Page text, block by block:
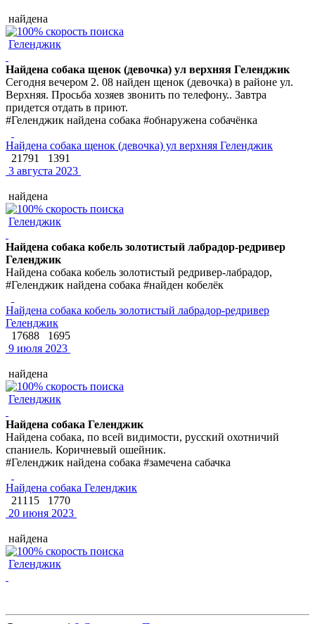
найдена
Геленджик
Найдена собака щенок (девочка) ул верхняя Геленджик
Сегодня вечером 2. 08 найден щенок (девочка) в районе ул.
Верхняя. Просьба хозяев звонить по телефону.. Завтра
придется отдать в приют.
#Геленджик найдена собака #обнаружена собачёнка
Найдена собака щенок (девочка) ул верхняя Геленджик
21791
1391
3 августа 2023
найдена
Геленджик
Найдена собака кобель золотистый лабрадор-редривер
Геленджик
Найдена собака кобель золотистый редривер-лабрадор,
#Геленджик найдена собака #найден кобелёк
Найдена собака кобель золотистый лабрадор-редривер
Геленджик
17688
1695
9 июля 2023
найдена
Геленджик
Найдена собака Геленджик
Найдена собака, по всей видимости, русский охотничий
спаниель. Коричневый ошейник.
#Геленджик найдена собака #замечена сабачка
Найдена собака Геленджик
21115
1770
20 июня 2023
найдена
Геленджик